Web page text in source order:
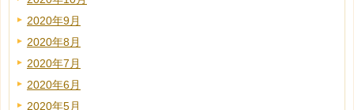
2020年9月
2020年8月
2020年7月
2020年6月
2020年5月